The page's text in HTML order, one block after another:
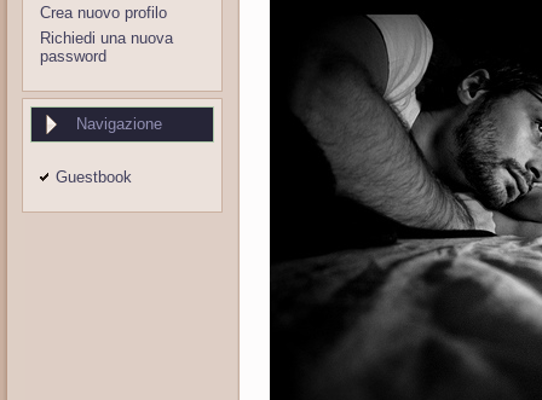
Crea nuovo profilo
Richiedi una nuova
password
Navigazione
Guestbook